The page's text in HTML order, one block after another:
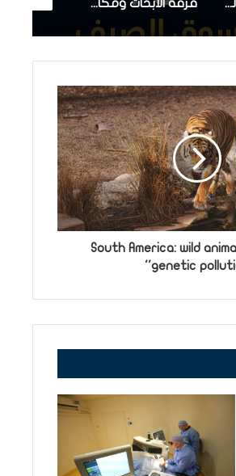
فرقة الأبحاث ومكافحة التهرب الجبائي تطلق تحقيق في شبهات تلاعب بالأسعار في قطاع إنتاج الملح تشمل 14 شركة ناشطة بالمجال .. بسعر ينطلق من 54.950 ألف دينار.. السيارة الكهربائية MG4 URBAN تدخل السوق التونسية بمدى يصل إلى 420 كلم وتجهيزات متطورة
South America: wild
'genetic